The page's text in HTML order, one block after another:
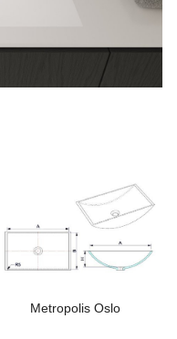
Metropolis Oslo